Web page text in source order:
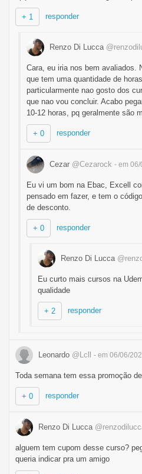
+ 1 responder
Renzo Di Lucca
Cara, eu iria nos bem avaliados.
que tem uma quantidade de
particularmente nao gosto dos
que nao vou concluir. Acabo
10-12 horas, pq geralmente são
+ 0 responder
Cezar @Cezarock - em
Eu vi um bom na Ebac, Excell
pensado em fazer, e tem o
de desconto.
+ 0 responder
Renzo Di Lucca
Eu curto mais cursos na
qualidade
+ 2 responder
Leonardo @Lcll - em 06/06/
Toda semana tem essa promoção
+ 0 responder
Renzo Di Lucca
alguem tem cupom desse curso?
queria indicar pra um amigo